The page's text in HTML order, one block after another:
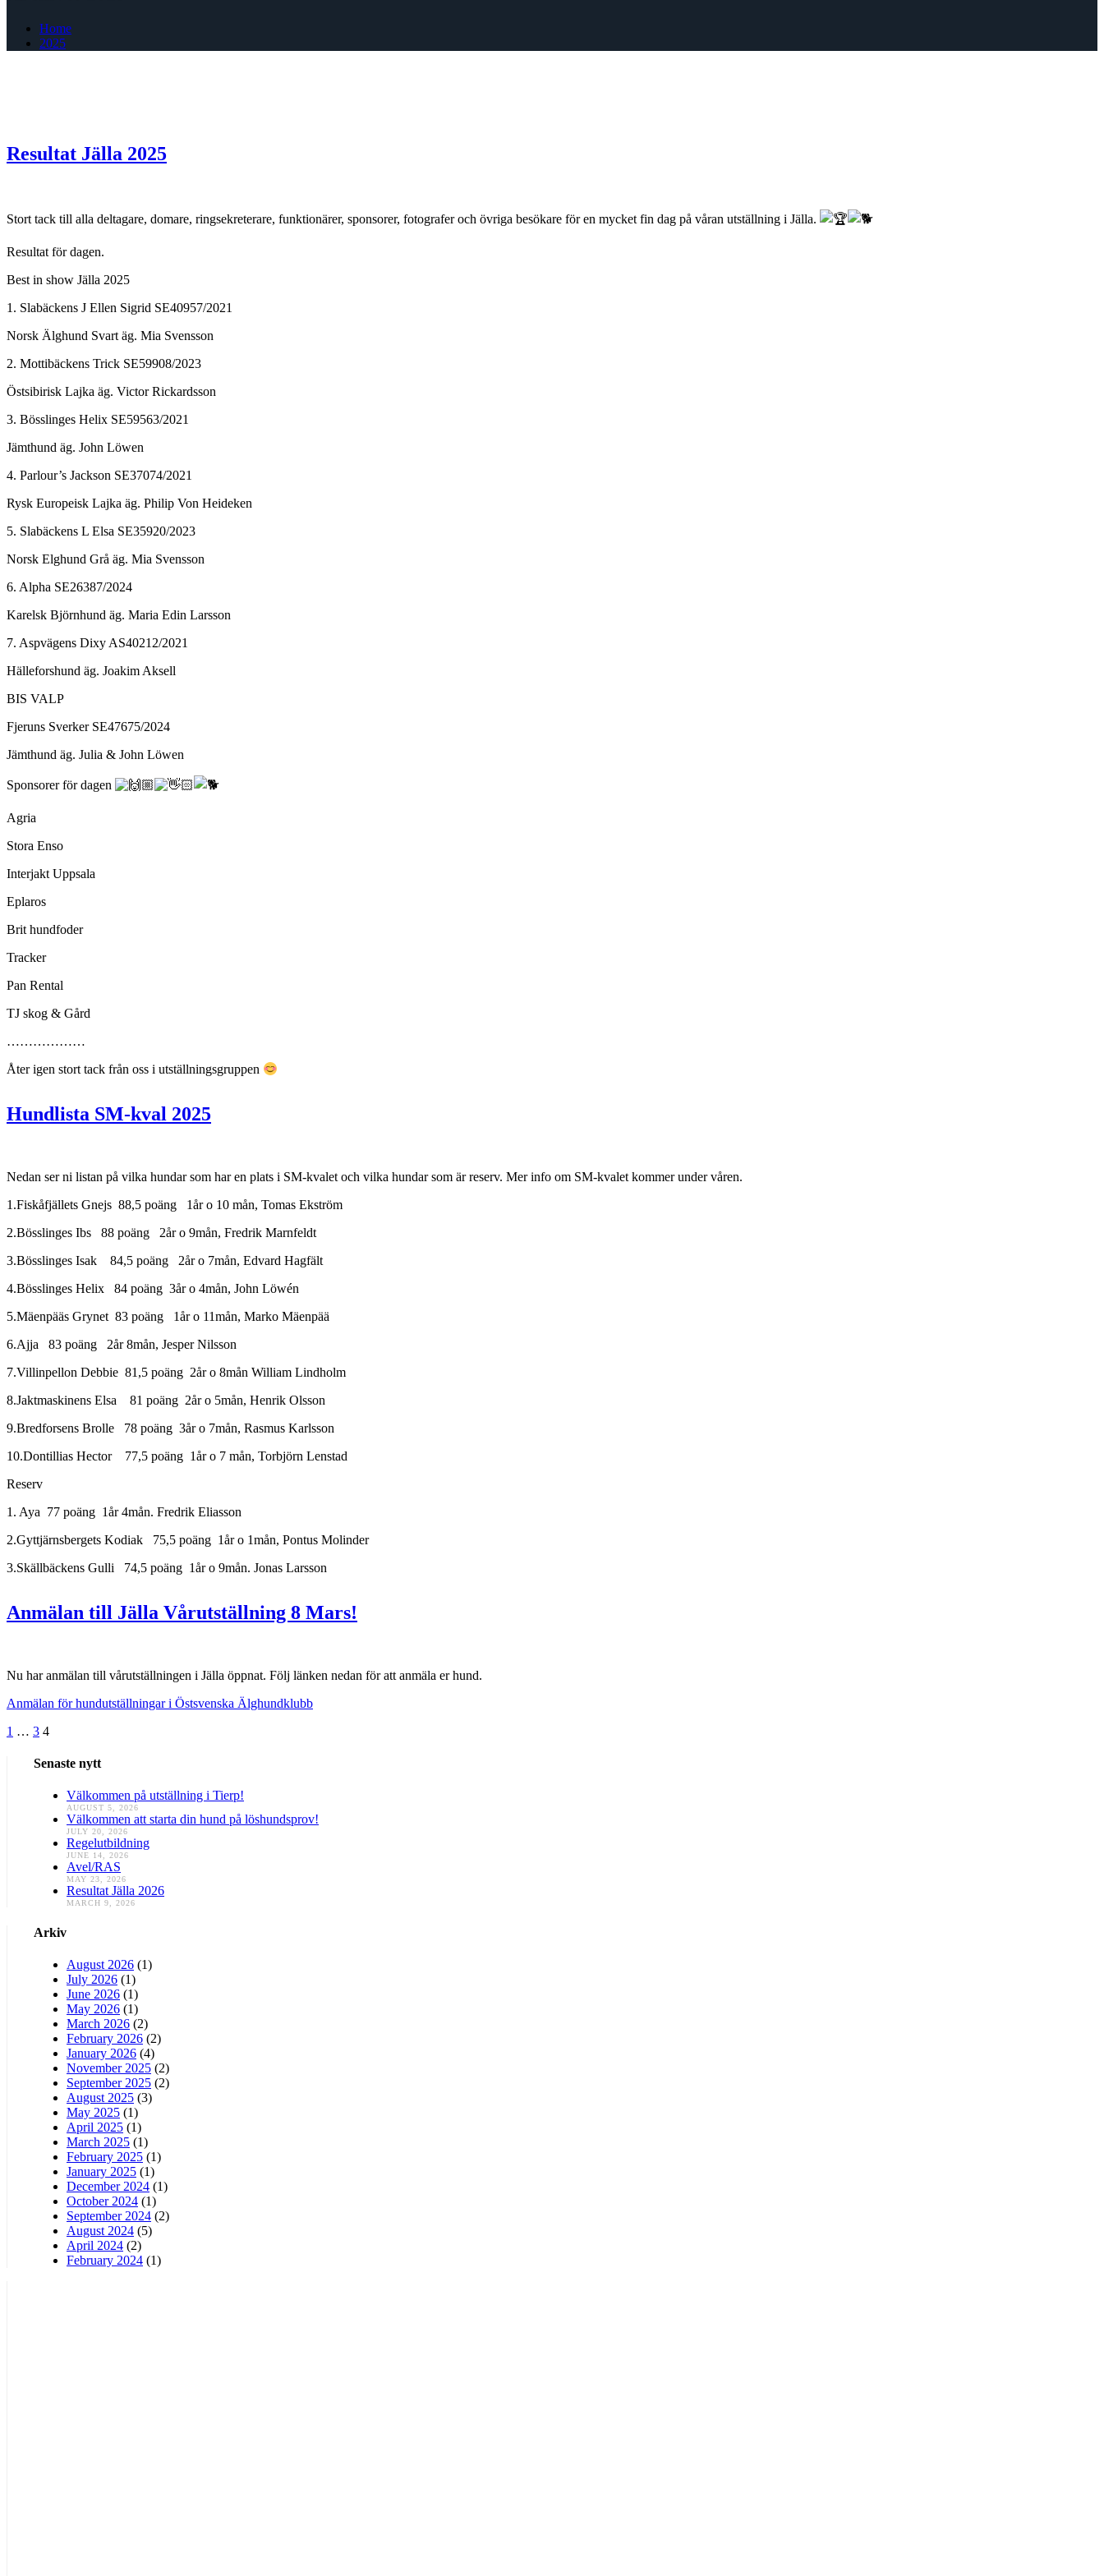
Home
2025
Resultat Jälla 2025
Stort tack till alla deltagare, domare, ringsekreterare, funktionärer, sponsorer, fotografer och övriga besökare för en mycket fin dag på våran utställning i Jälla.
Resultat för dagen.
Best in show Jälla 2025
1. Slabäckens J Ellen Sigrid SE40957/2021
Norsk Älghund Svart äg. Mia Svensson
2. Mottibäckens Trick SE59908/2023
Östsibirisk Lajka äg. Victor Rickardsson
3. Bösslinges Helix SE59563/2021
Jämthund äg. John Löwen
4. Parlour’s Jackson SE37074/2021
Rysk Europeisk Lajka äg. Philip Von Heideken
5. Slabäckens L Elsa SE35920/2023
Norsk Elghund Grå äg. Mia Svensson
6. Alpha SE26387/2024
Karelsk Björnhund äg. Maria Edin Larsson
7. Aspvägens Dixy AS40212/2021
Hälleforshund äg. Joakim Aksell
BIS VALP
Fjeruns Sverker SE47675/2024
Jämthund äg. Julia & John Löwen
Sponsorer för dagen
Agria
Stora Enso
Interjakt Uppsala
Eplaros
Brit hundfoder
Tracker
Pan Rental
TJ skog & Gård
………………
Åter igen stort tack från oss i utställningsgruppen
Hundlista SM-kval 2025
Nedan ser ni listan på vilka hundar som har en plats i SM-kvalet och vilka hundar som är reserv. Mer info om SM-kvalet kommer under våren.
1.Fiskåfjällets Gnejs 88,5 poäng 1år o 10 mån, Tomas Ekström
2.Bösslinges Ibs 88 poäng 2år o 9mån, Fredrik Marnfeldt
3.Bösslinges Isak 84,5 poäng 2år o 7mån, Edvard Hagfält
4.Bösslinges Helix 84 poäng 3år o 4mån, John Löwén
5.Mäenpääs Grynet 83 poäng 1år o 11mån, Marko Mäenpää
6.Ajja 83 poäng 2år 8mån, Jesper Nilsson
7.Villinpellon Debbie 81,5 poäng 2år o 8mån William Lindholm
8.Jaktmaskinens Elsa 81 poäng 2år o 5mån, Henrik Olsson
9.Bredforsens Brolle 78 poäng 3år o 7mån, Rasmus Karlsson
10.Dontillias Hector 77,5 poäng 1år o 7 mån, Torbjörn Lenstad
Reserv
1. Aya 77 poäng 1år 4mån. Fredrik Eliasson
2.Gyttjärnsbergets Kodiak 75,5 poäng 1år o 1mån, Pontus Molinder
3.Skällbäckens Gulli 74,5 poäng 1år o 9mån. Jonas Larsson
Anmälan till Jälla Vårutställning 8 Mars!
Nu har anmälan till vårutställningen i Jälla öppnat. Följ länken nedan för att anmäla er hund.
Anmälan för hundutställningar i Östsvenska Älghundklubb
Posts
pagination
1 … 3 4
Senaste nytt
Välkommen på utställning i Tierp!
AUGUST 5, 2026
Välkommen att starta din hund på löshundsprov!
JULY 20, 2026
Regelutbildning
JUNE 14, 2026
Avel/RAS
MAY 23, 2026
Resultat Jälla 2026
MARCH 9, 2026
Arkiv
August 2026 (1)
July 2026 (1)
June 2026 (1)
May 2026 (1)
March 2026 (2)
February 2026 (2)
January 2026 (4)
November 2025 (2)
September 2025 (2)
August 2025 (3)
May 2025 (1)
April 2025 (1)
March 2025 (1)
February 2025 (1)
January 2025 (1)
December 2024 (1)
October 2024 (1)
September 2024 (2)
August 2024 (5)
April 2024 (2)
February 2024 (1)